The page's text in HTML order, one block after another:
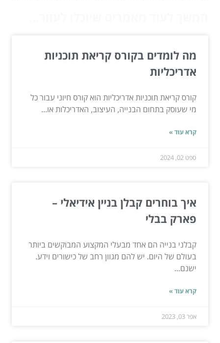
מה לומדים בקורס קריאת תוכניות
אדריכליות
קורס קריאת תוכניות אדריכליות הוא קורס חיוני עבור כל
מי שעוסק בתחום הבנייה, העיצוב, האדריכלות או...
קרא עוד »
ספט 02, 2024
איך בוחרים קבלן בניין אידיאלי –
פארק בבלי
קבלני בנייה הם אחד מבעלי המקצוע המבוקשים ביותר
בעולם של היום. יש להם מגוון רחב של כישורים וידע.
ישנם...
קרא עוד »
אפר 03, 2023